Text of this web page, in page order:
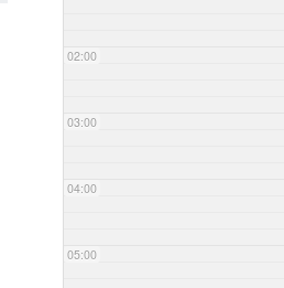
02:00
03:00
04:00
05:00